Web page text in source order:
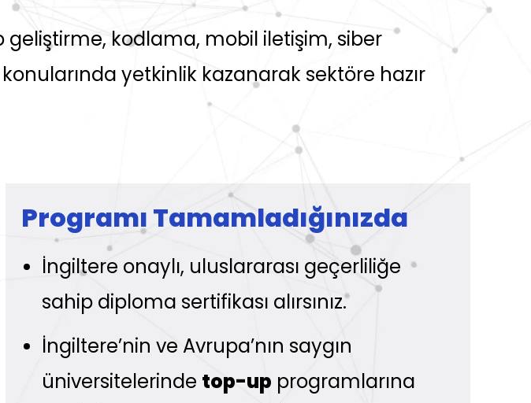
kodlama, mobil iletişim, siber
yetkinlik kazanarak sektöre hazır
Programı Tamamladığınızda
İngiltere onaylı, uluslararası geçerliliğe
sahip diploma sertifikası alırsınız.
İngiltere’nin ve Avrupa’nın saygın
üniversitelerinde top-up programlarına